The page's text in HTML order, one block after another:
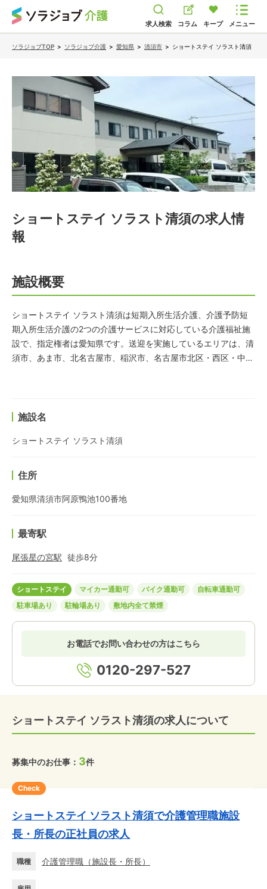
求人検索 コラム キープ メニュー
ソラジョブTOP > ソラジョブ介護 > 愛知県 > 清須市 > ショートステイ ソラスト清須
ショートステイ ソラスト清須の求人情
報
施設概要
ショートステイ ソラスト清須は短期入所生活介護、介護予防短
期入所生活介護の2つの介護サービスに対応している介護福祉施
設で、指定権者は愛知県です。送迎を実施しているエリアは、清
須市、あま市、北名古屋市、稲沢市、名古屋市北区・西区・中村
施設名
ショートステイ ソラスト清須
住所
愛知県清須市阿原鴨池100番地
最寄駅
尾張星の宮駅 徒歩8分
ショートステイ マイカー通勤可 バイク通勤可
自転車通勤可
駐車場あり
駐輪場あり 敷地内全て禁煙
お電話でお問い合わせの方はこちら
0120-297-527
ショートステイ ソラスト清須の求人について
募集中のお仕事： 3件
Check
ショートステイ ソラスト清須で介護管理職施設
長・所長の正社員の求人
職種 介護管理職 （施設長・所長）